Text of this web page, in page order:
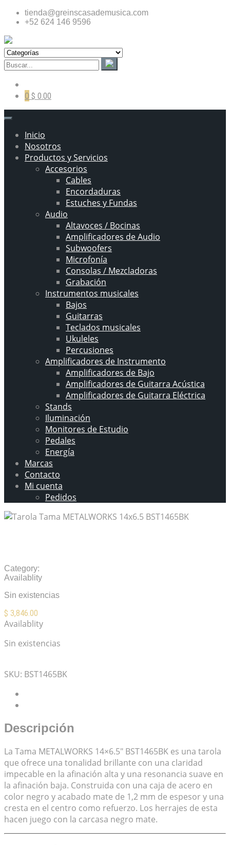
tienda@greinscasademusica.com
+52 624 146 9596
0 $ 0.00
Inicio
Nosotros
Productos y Servicios
Accesorios
Cables
Encordaduras
Estuches y Fundas
Audio
Altavoces / Bocinas
Amplificadores de Audio
Subwoofers
Microfonía
Consolas / Mezcladoras
Grabación
Instrumentos musicales
Bajos
Guitarras
Teclados musicales
Ukuleles
Percusiones
Amplificadores de Instrumento
Amplificadores de Bajo
Amplificadores de Guitarra Acústica
Amplificadores de Guitarra Eléctrica
Stands
Iluminación
Monitores de Estudio
Pedales
Energía
Marcas
Contacto
Mi cuenta
Pedidos
Category:
Availablity
Sin existencias
$ 3,846.00
Availablity
Sin existencias
SKU: BST1465BK
Descripción
La Tama METALWORKS 14×6.5″ BST1465BK es una tarola
que ofrece una tonalidad brillante con una claridad
impecable en la afinación alta y una resonancia suave en
la afinación baja. Construida con una caja de acero en
color negro y acabado mate de 1,2 mm de espesor y una
cresta en el centro como refuerzo. Los herrajes de esta
hacen juego con la carcasa negro mate.